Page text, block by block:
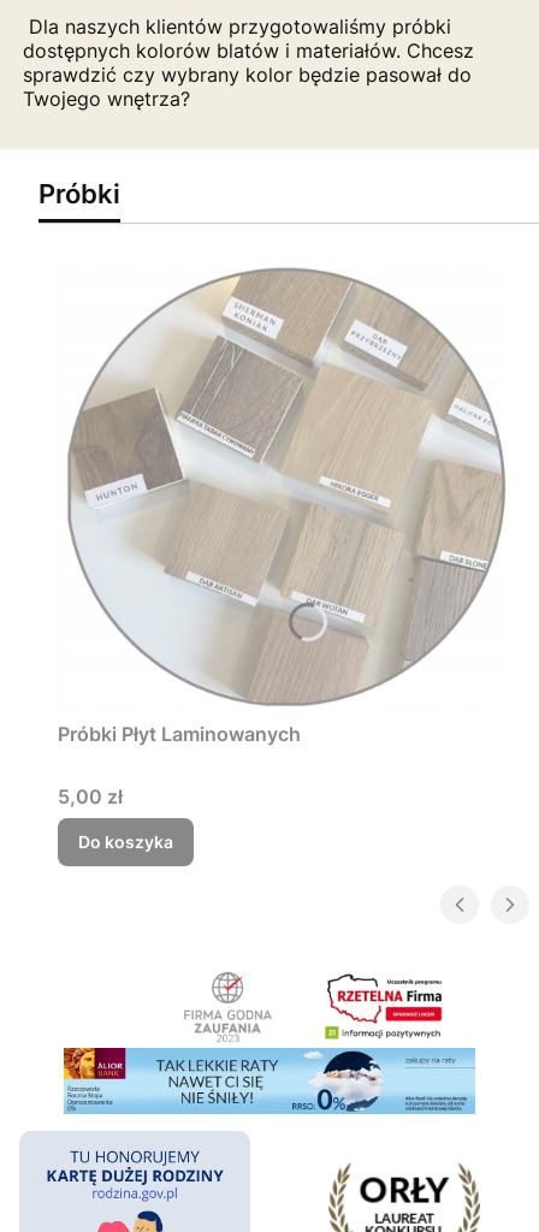
Dla naszych klientów przygotowaliśmy próbki
dostępnych kolorów blatów i materiałów. Chcesz
sprawdzić czy wybrany kolor będzie pasował do
Twojego wnętrza?
Próbki
Próbki Płyt Laminowanych
Cena
5,00 zł
Do koszyka